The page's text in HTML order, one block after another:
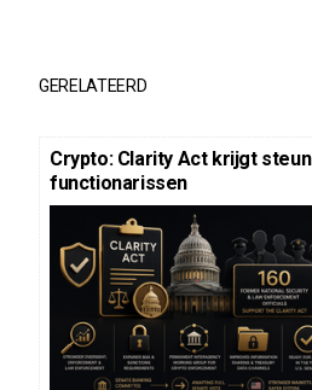
GERELATEERD
Crypto: Clarity Act krijgt
functionarissen